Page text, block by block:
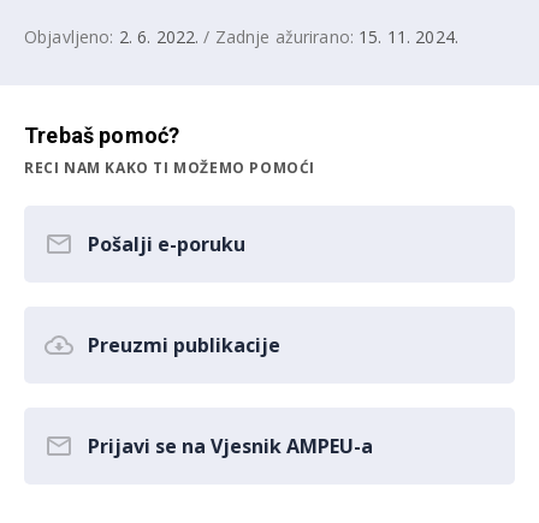
Objavljeno: 2. 6. 2022. / Zadnje ažurirano: 15. 11. 2024.
Trebaš pomoć?
RECI NAM KAKO TI MOŽEMO POMOĆI
Pošalji e-poruku
Preuzmi publikacije
Prijavi se na Vjesnik AMPEU-a